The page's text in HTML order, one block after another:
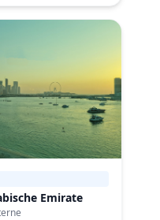
Emirate